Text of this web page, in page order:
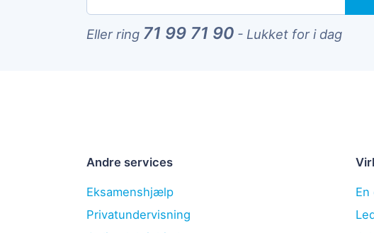
Eller ring 71 99 71 90 - Lukket for i dag
Andre services
Eksamenshjælp
Privatundervisning
En